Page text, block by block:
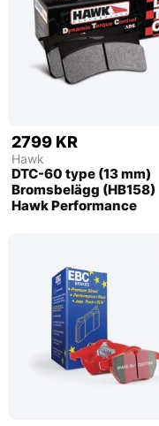
2799 KR
Hawk
DTC-60 type (13 mm)
Bromsbelägg (HB158)
Hawk Performance